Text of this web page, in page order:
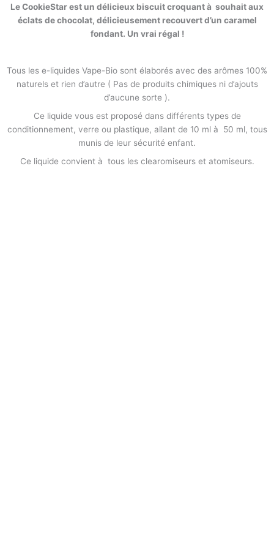
Le CookieStar est un délicieux biscuit croquant à souhait aux
éclats de chocolat, délicieusement recouvert d’un caramel
fondant. Un vrai régal !
Tous les e-liquides Vape-Bio sont élaborés avec des arômes 100%
naturels et rien d’autre ( Pas de produits chimiques ni d’ajouts
d’aucune sorte ).
Ce liquide vous est proposé dans différents types de
conditionnement, verre ou plastique, allant de 10 ml à 50 ml, tous
munis de leur sécurité enfant.
Ce liquide convient à tous les clearomiseurs et atomiseurs.